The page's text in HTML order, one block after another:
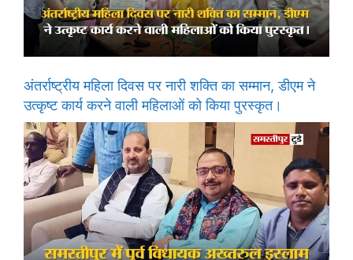
अंतर्राष्ट्रीय महिला दिवस पर नारी शक्ति का सम्मान, डीएम ने
उत्कृष्ट कार्य करने वाली महिलाओं को किया पुरस्कृत।